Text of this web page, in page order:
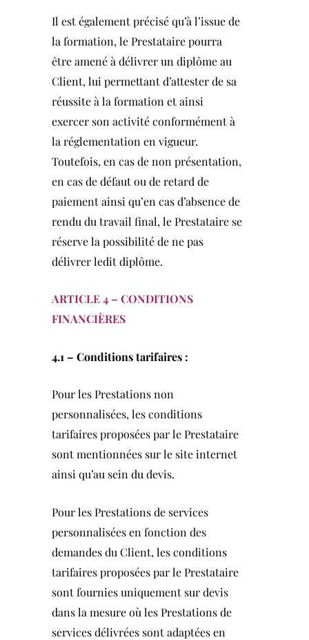
Il est également précisé qu’à l’issue de
la formation, le Prestataire pourra
être amené à délivrer un diplôme au
Client, lui permettant d’attester de sa
réussite à la formation et ainsi
exercer son activité conformément à
la réglementation en vigueur.
Toutefois, en cas de non présentation,
en cas de défaut ou de retard de
paiement ainsi qu’en cas d’absence de
rendu du travail final, le Prestataire se
réserve la possibilité de ne pas
délivrer ledit diplôme.
ARTICLE 4 – CONDITIONS
FINANCIÈRES
4.1 – Conditions tarifaires :
Pour les Prestations non
personnalisées, les conditions
tarifaires proposées par le Prestataire
sont mentionnées sur le site internet
ainsi qu’au sein du devis.
Pour les Prestations de services
personnalisées en fonction des
demandes du Client, les conditions
tarifaires proposées par le Prestataire
sont fournies uniquement sur devis
dans la mesure où les Prestations de
services délivrées sont adaptées en